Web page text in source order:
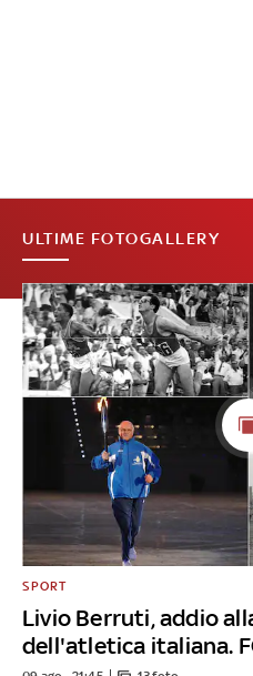
ULTIME FOTOGALLERY
Livio Berruti, addio
dell'atletica italiana.
SPORT